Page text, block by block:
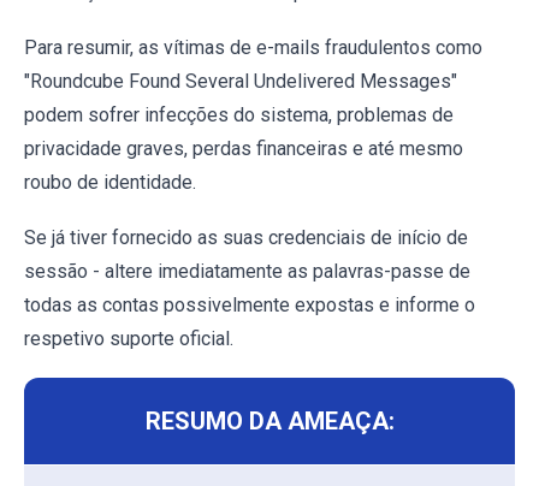
Para resumir, as vítimas de e-mails fraudulentos como
"Roundcube Found Several Undelivered Messages"
podem sofrer infecções do sistema, problemas de
privacidade graves, perdas financeiras e até mesmo
roubo de identidade.
Se já tiver fornecido as suas credenciais de início de
sessão - altere imediatamente as palavras-passe de
todas as contas possivelmente expostas e informe o
respetivo suporte oficial.
RESUMO DA AMEAÇA: